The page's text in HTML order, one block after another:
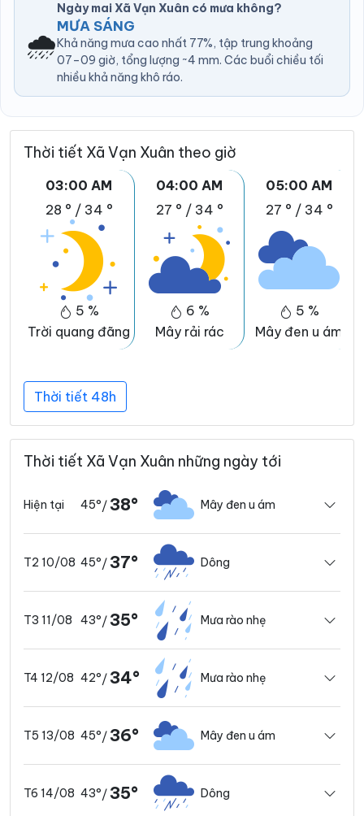
🌧️
Ngày mai Xã Vạn Xuân có mưa không?
MƯA SÁNG
Khả năng mưa cao nhất 77%, tập trung khoảng
07–09 giờ, tổng lượng ~4 mm. Các buổi chiều tối
nhiều khả năng khô ráo.
Thời tiết Xã Vạn Xuân theo giờ
03:00 AM
28 ° / 34 °
5 %
Trời quang đãng
04:00 AM
27 ° / 34 °
6 %
Mây rải rác
05:00 AM
27 ° / 34 °
5 %
Mây đen u ám
Thời tiết 48h
Thời tiết Xã Vạn Xuân những ngày tới
Hiện tại 45°/ 38° Mây đen u ám
T2 10/08 45°/ 37° Dông
T3 11/08 43°/ 35° Mưa rào nhẹ
T4 12/08 42°/ 34° Mưa rào nhẹ
T5 13/08 45°/ 36° Mây đen u ám
T6 14/08 43°/ 35° Dông